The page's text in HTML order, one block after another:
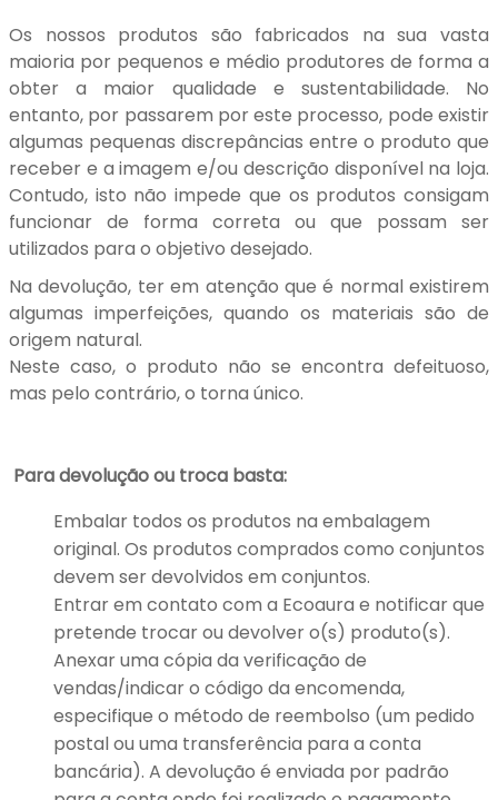
Os nossos produtos são fabricados na sua vasta
maioria por pequenos e médio produtores de forma a
obter a maior qualidade e sustentabilidade. No
entanto, por passarem por este processo, pode existir
algumas pequenas discrepâncias entre o produto que
receber e a imagem e/ou descrição disponível na loja.
Contudo, isto não impede que os produtos consigam
funcionar de forma correta ou que possam ser
utilizados para o objetivo desejado.
Na devolução, ter em atenção que é normal existirem
algumas imperfeições, quando os materiais são de
origem natural.
Neste caso, o produto não se encontra defeituoso,
mas pelo contrário, o torna único.
Para devolução ou troca basta:
Embalar todos os produtos na embalagem
original. Os produtos comprados como conjuntos
devem ser devolvidos em conjuntos.
Entrar em contato com a Ecoaura e notificar que
pretende trocar ou devolver o(s) produto(s).
Anexar uma cópia da verificação de
vendas/indicar o código da encomenda,
especifique o método de reembolso (um pedido
postal ou uma transferência para a conta
bancária). A devolução é enviada por padrão